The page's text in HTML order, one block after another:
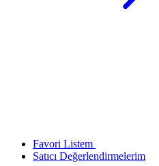
Favori Listem
Satıcı Değerlendirmelerim